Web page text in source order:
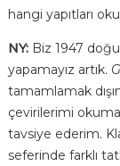
hangi yapıtları
NY: Biz 1947
yapamayız artık.
tamamlamak
çevirilerimi
tavsiye ederim.
seferinde farklı